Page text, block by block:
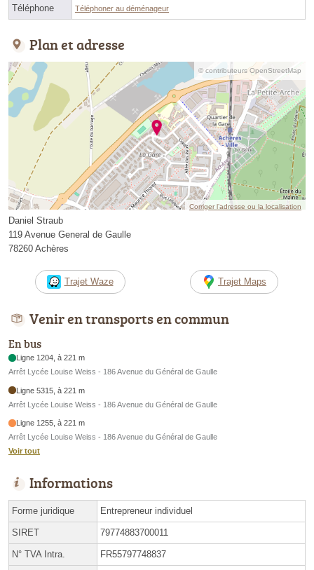
Téléphone Téléphoner au déménageur
Plan et adresse
© contributeurs OpenStreetMap
Corriger l’adresse ou la localisation
Daniel Straub
119 Avenue General de Gaulle
78260 Achères
Trajet Waze Trajet Maps
Venir en transports en commun
En bus
Ligne 1204, à 221 m
Arrêt Lycée Louise Weiss - 186 Avenue du Général de Gaulle
Ligne 5315, à 221 m
Arrêt Lycée Louise Weiss - 186 Avenue du Général de Gaulle
Ligne 1255, à 221 m
Arrêt Lycée Louise Weiss - 186 Avenue du Général de Gaulle
Voir tout
Informations
Forme juridique Entrepreneur individuel
SIRET 79774883700011
N° TVA Intra. FR55797748837